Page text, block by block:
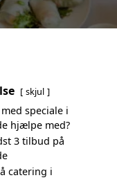
skjul
speciale i
hjælpe med?
3 tilbud på
catering i